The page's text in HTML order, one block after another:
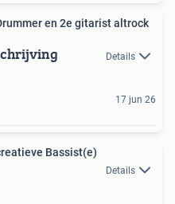
en 2e gitarist altrock
Details
17 jun 26
Bassist(e)
Details